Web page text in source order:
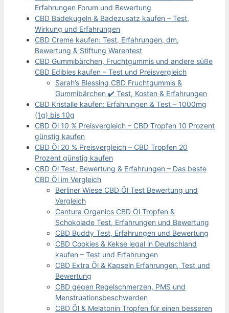
Erfahrungen Forum und Bewertung
CBD Badekugeln & Badezusatz kaufen – Test,
Wirkung und Erfahrungen
CBD Creme kaufen: Test, Erfahrungen, dm,
Bewertung & Stiftung Warentest
CBD Gummibärchen, Fruchtgummis und andere süße
CBD Edibles kaufen – Test und Preisvergleich
Sarah’s Blessing CBD Fruchtgummis &
Gummibärchen ✔️ Test, Kosten & Erfahrungen
CBD Kristalle kaufen: Erfahrungen & Test – 1000mg
(1g) bis 10g
CBD Öl 10 % Preisvergleich – CBD Tropfen 10 Prozent
günstig kaufen
CBD Öl 20 % Preisvergleich – CBD Tropfen 20
Prozent günstig kaufen
CBD Öl Test, Bewertung & Erfahrungen – Das beste
CBD Öl im Vergleich
Berliner Wiese CBD Öl Test Bewertung und
Vergleich
Cantura Organics CBD Öl Tropfen &
Schokolade Test, Erfahrungen und Bewertung
CBD Buddy Test, Erfahrungen und Bewertung
CBD Cookies & Kekse legal in Deutschland
kaufen – Test und Erfahrungen
CBD Extra Öl & Kapseln Erfahrungen, Test und
Bewertung
CBD gegen Regelschmerzen, PMS und
Menstruationsbeschwerden
CBD Öl & Melatonin Tropfen für einen besseren